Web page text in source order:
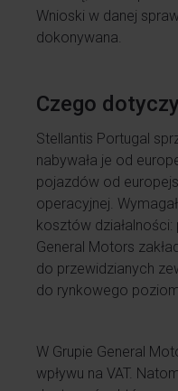
Wnioski w danej
dokonywana.
Czego
Stellantis Portugal
nabywała je od
pojazdów od
operacyjnej.
kosztów
General Motors
do przewidzianych
do rynkowego
W Grupie General
wpływu na VAT.